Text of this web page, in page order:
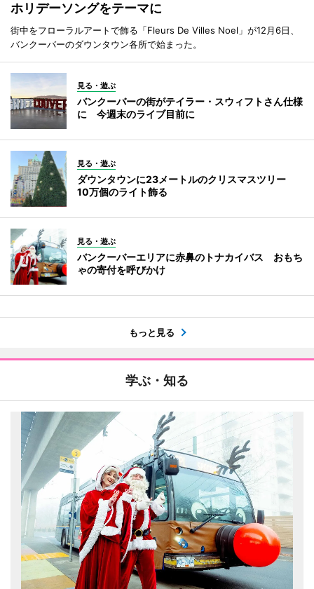
ホリデーソングをテーマに
街中をフローラルアートで飾る「Fleurs De Villes Noel」が12月6日、
バンクーバーのダウンタウン各所で始まった。
見る・遊ぶ
バンクーバーの街がテイラー・スウィフトさん仕様
に 今週末のライブ目前に
見る・遊ぶ
ダウンタウンに23メートルのクリスマスツリー
10万個のライト飾る
見る・遊ぶ
バンクーバーエリアに赤鼻のトナカイバス おもち
ゃの寄付を呼びかけ
もっと見る
学ぶ・知る